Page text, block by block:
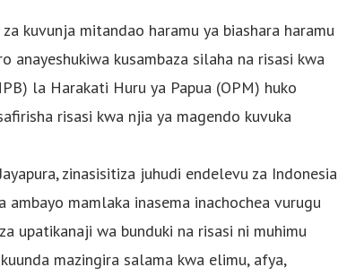
kuvunja mitandao haramu ya biashara haramu
anayeshukiwa kusambaza silaha na risasi kwa
la Harakati Huru ya Papua (OPM) huko
risasi kwa njia ya magendo kuvuka
zinasisitiza juhudi endelevu za Indonesia
mamlaka inasema inachochea vurugu
upatikanaji wa bunduki na risasi ni muhimu
mazingira salama kwa elimu, afya,